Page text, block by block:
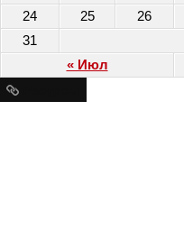
« Июл
24
25 26
31